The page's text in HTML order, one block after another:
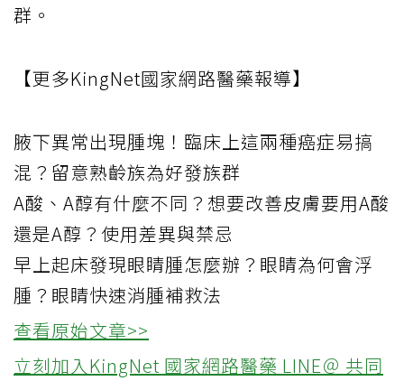
群。
【更多KingNet國家網路醫藥報導】
腋下異常出現腫塊！臨床上這兩種癌症易搞
混？留意熟齡族為好發族群
A酸、A醇有什麼不同？想要改善皮膚要用A酸
還是A醇？使用差異與禁忌
早上起床發現眼睛腫怎麼辦？眼睛為何會浮
腫？眼睛快速消腫補救法
查看原始文章>>
立刻加入KingNet 國家網路醫藥 LINE＠ 共同